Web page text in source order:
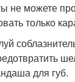
не можете
только
для губ.